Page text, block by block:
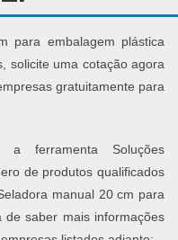
para embalagem plástica
solicite uma cotação agora
gratuitamente para
a ferramenta Soluções
de produtos qualificados
manual 20 cm para
de saber mais informações